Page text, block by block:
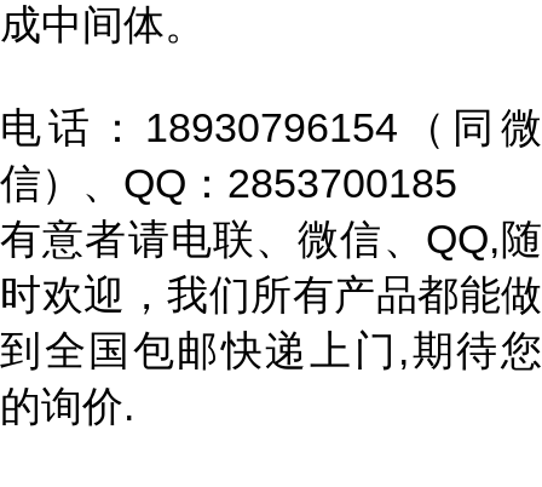
成中间体。
电话：18930796154（同微
信）、QQ：2853700185
有意者请电联、微信、QQ,随
时欢迎，我们所有产品都能做
到全国包邮快递上门,期待您
的询价.